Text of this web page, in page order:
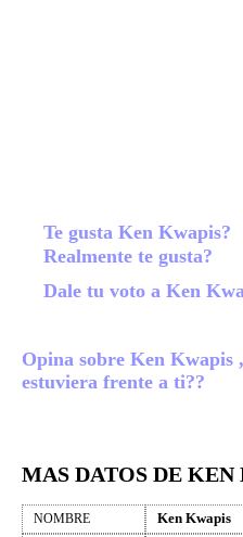
Te gusta Ken Kwapis?
Realmente te gusta?
Dale tu voto a Ken
Opina sobre Ken Kwapis
estuviera frente a ti??
MAS DATOS DE KEN
NOMBRE Ken Kwapis